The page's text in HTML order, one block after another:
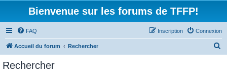
Bienvenue sur les forums de TFFP!
FAQ Connexion
Inscription
Accueil du forum Rechercher
Rechercher